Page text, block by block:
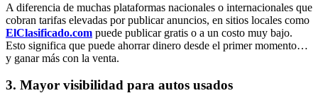
A diferencia de muchas plataformas nacionales o internacionales que
cobran tarifas elevadas por publicar anuncios, en sitios locales como
ElClasificado.com puede publicar gratis o a un costo muy bajo.
Esto significa que puede ahorrar dinero desde el primer momento…
y ganar más con la venta.
3. Mayor visibilidad para autos usados